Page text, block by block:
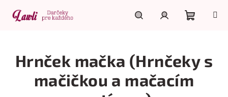
obsah
košík
Hrnček mačka (Hrnčeky s
mačičkou a mačacím